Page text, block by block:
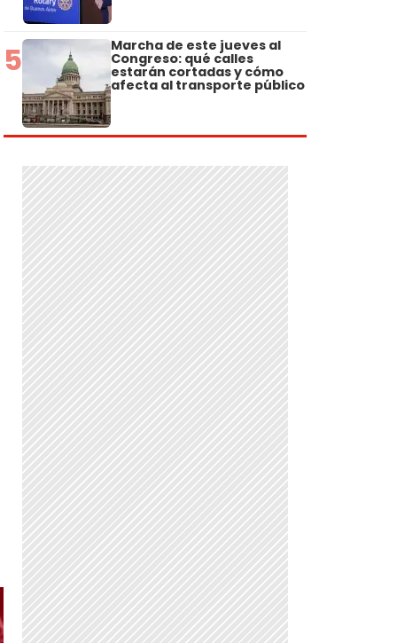
5 Marcha de este jueves al
Congreso: qué calles
estarán cortadas y cómo
afecta al transporte público